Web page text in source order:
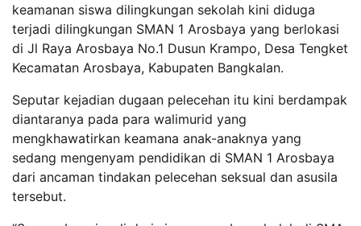
keamanan siswa dilingkungan sekolah kini diduga
terjadi dilingkungan SMAN 1 Arosbaya yang berlokasi
di Jl Raya Arosbaya No.1 Dusun Krampo, Desa Tengket
Kecamatan Arosbaya, Kabupaten Bangkalan.
Seputar kejadian dugaan pelecehan itu kini berdampak
diantaranya pada para walimurid yang
mengkhawatirkan keamana anak-anaknya yang
sedang mengenyam pendidikan di SMAN 1 Arosbaya
dari ancaman tindakan pelecehan seksual dan asusila
tersebut.